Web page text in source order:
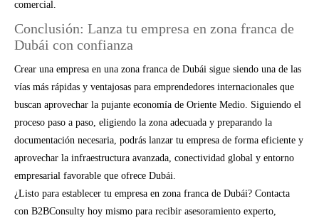
comercial.
Conclusión: Lanza tu empresa en zona franca de
Dubái con confianza
Crear una empresa en una zona franca de Dubái sigue siendo una de las
vías más rápidas y ventajosas para emprendedores internacionales que
buscan aprovechar la pujante economía de Oriente Medio. Siguiendo el
proceso paso a paso, eligiendo la zona adecuada y preparando la
documentación necesaria, podrás lanzar tu empresa de forma eficiente y
aprovechar la infraestructura avanzada, conectividad global y entorno
empresarial favorable que ofrece Dubái.
¿Listo para establecer tu empresa en zona franca de Dubái? Contacta
con B2BConsulty hoy mismo para recibir asesoramiento experto,